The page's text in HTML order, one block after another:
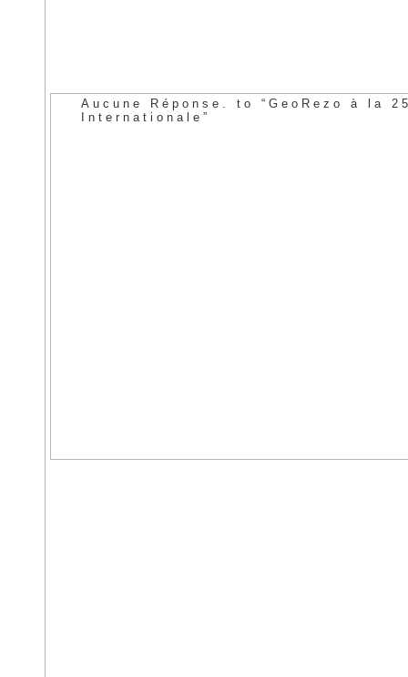
Aucune Réponse. to “GeoRezo à la
Internationale”